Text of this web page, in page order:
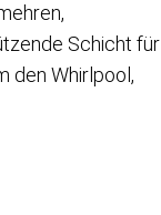
Schicht für
den Whirlpool,